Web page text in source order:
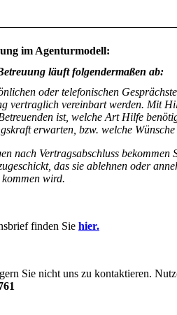
im Agenturmodell:
läuft folgendermaßen ab:
oder telefonischen
vertraglich vereinbart werden. Mit
ist, welche Art Hilfe
erwarten, bzw. welche Wünsche
nach Vertragsabschluss
das sie ablehnen oder
wird.
finden Sie hier.
Sie nicht uns zu kontaktieren.